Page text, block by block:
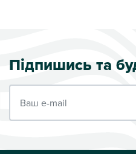
Підпишись та